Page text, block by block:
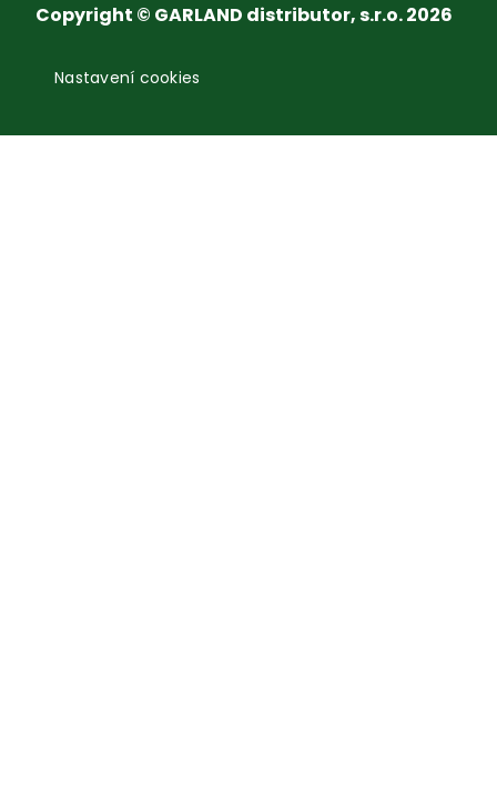
Copyright © GARLAND distributor, s.r.o. 2026
Nastavení cookies